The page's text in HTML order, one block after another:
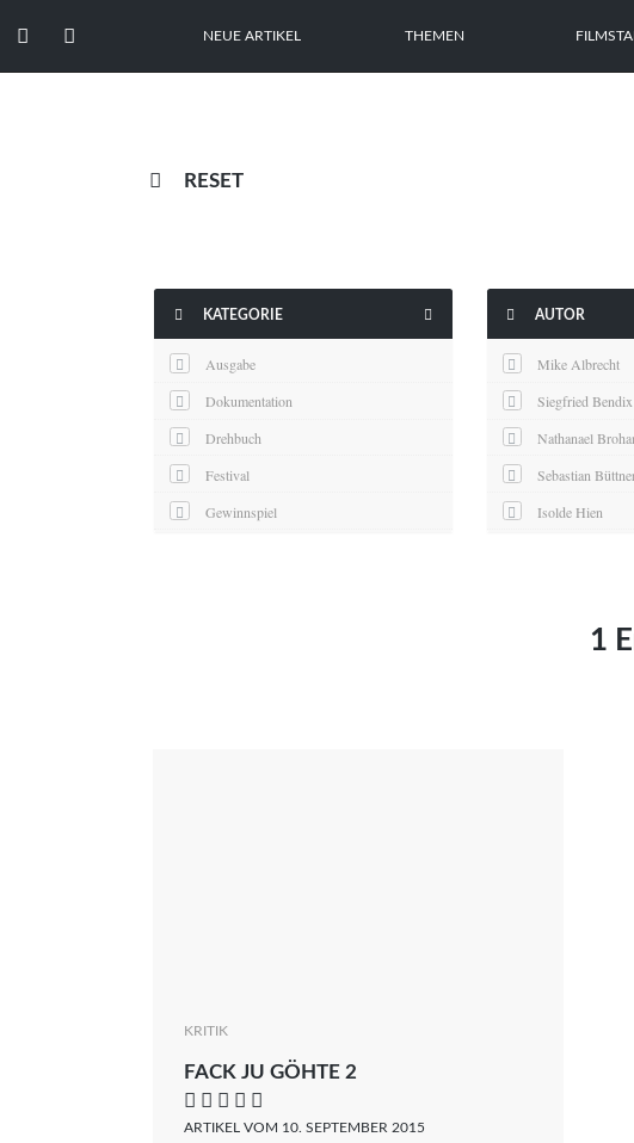
  NEUE ARTIKEL THEMEN
 RESET
 KATEGORIE 
Ausgabe
Dokumentation
Drehbuch
Festival
Gewinnspiel
 AUTOR
Mike Albrecht
Siegfried Bendix
Nathanael
Sebastian
Isolde Hien
Maximilian
1
KRITIK
FACK JU GÖHTE 2
    
ARTIKEL VOM 10. SEPTEMBER 2015